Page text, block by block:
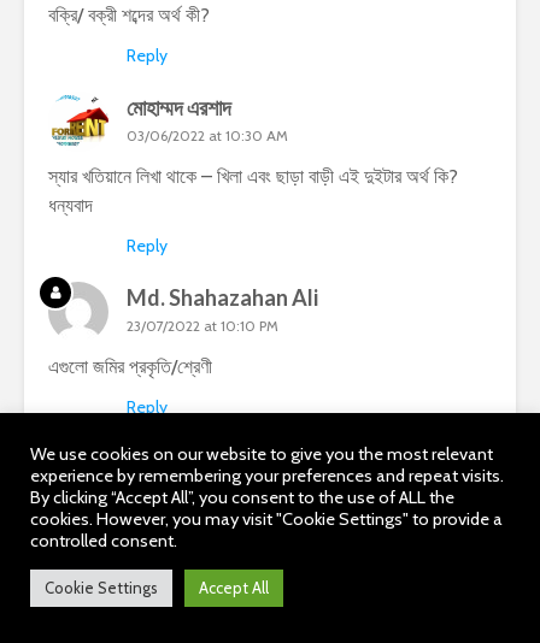
বক্রি/ বক্রী শব্দের অর্থ কী?
Reply
মোহাম্মদ এরশাদ
03/06/2022 at 10:30 AM
স্যার খতিয়ানে লিখা থাকে – খিলা এবং ছাড়া বাড়ী এই দুইটার অর্থ কি?
ধন্যবাদ
Reply
Md. Shahazahan Ali
23/07/2022 at 10:10 PM
এগুলো জমির প্রকৃতি/শ্রেণী
Reply
Ariful Islam
11/06/2022 at 9:40 PM
আপস বন্টক সূত্রে আরিফ গং বেস্তিত। এটি দিয়ে কি বোঝানো হয়েছে।
Reply
We use cookies on our website to give you the most relevant
experience by remembering your preferences and repeat visits.
By clicking “Accept All”, you consent to the use of ALL the
cookies. However, you may visit "Cookie Settings" to provide a
controlled consent.
Cookie Settings Accept All